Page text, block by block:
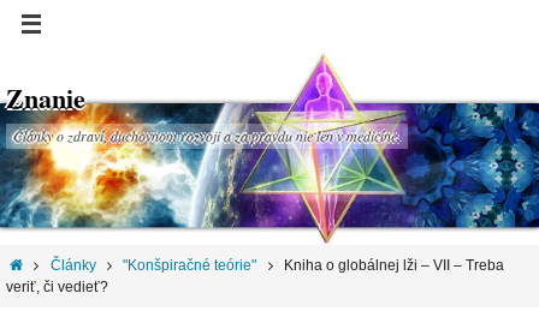
Znanie
Články o zdraví, duchovnom rozvoji a za pravdu nie len v medicíne.
Články "Konšpiračné teórie"
Kniha o globálnej lži – VII – Treba
veriť, či vedieť?